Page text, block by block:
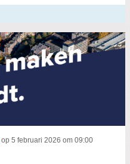
op 5 februari 2026 om 09:00